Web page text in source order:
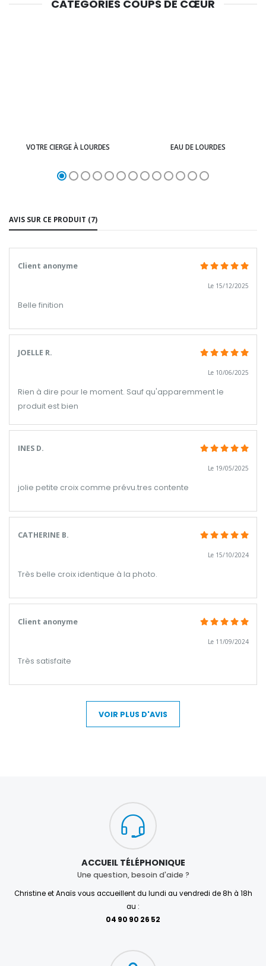
CATÉGORIES COUPS DE CŒUR
VOTRE CIERGE À LOURDES EAU DE LOURDES
AVIS SUR CE PRODUIT (7)
Client anonyme
Le 15/12/2025
Belle finition
JOELLE R.
Le 10/06/2025
Rien à dire pour le moment. Sauf qu'apparemment le
produit est bien
INES D.
Le 19/05/2025
jolie petite croix comme prévu.tres contente
CATHERINE B.
Le 15/10/2024
Très belle croix identique à la photo.
Client anonyme
Le 11/09/2024
Très satisfaite
VOIR PLUS D'AVIS
ACCUEIL TÉLÉPHONIQUE
Une question, besoin d'aide ?
Christine et Anaïs vous accueillent du lundi au vendredi de 8h à 18h
au :
04 90 90 26 52